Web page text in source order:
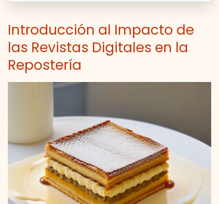
Introducción al Impacto de
las Revistas Digitales en la
Repostería